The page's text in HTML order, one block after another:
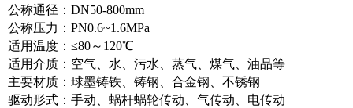
公称通径：DN50-800mm
公称压力：PN0.6~1.6MPa
适用温度：≤80～120℃
适用介质：空气、水、污水、蒸气、煤气、油品等
主要材质：球墨铸铁、铸钢、合金钢、不锈钢
驱动形式：手动、蜗杆蜗轮传动、气传动、电传动